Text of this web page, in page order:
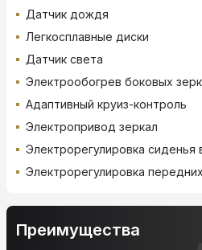
Датчик дождя
Легкосплавные диски
Датчик света
Электрообогрев боковых
Адаптивный круиз-контроль
Электропривод зеркал
Электрорегулировка сиденья
Электрорегулировка
Преимущества